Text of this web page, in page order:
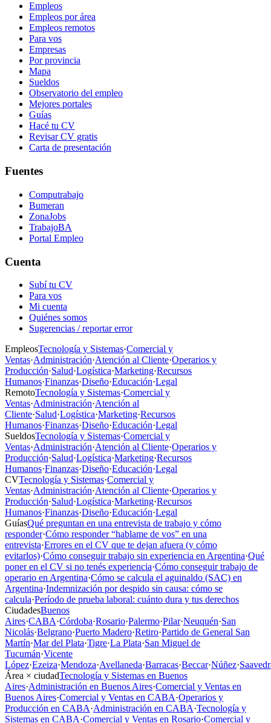
Empleos
Empleos por área
Empleos remotos
Para vos
Empresas
Por provincia
Mapa
Sueldos
Observatorio del empleo
Mejores portales
Guías
Hacé tu CV
Revisar CV gratis
Carta de presentación
Fuentes
Computrabajo
Bumeran
ZonaJobs
TrabajoBA
Portal Empleo
Cuenta
Subí tu CV
Para vos
Mi cuenta
Quiénes somos
Sugerencias / reportar error
EmpleosTecnología y Sistemas·Comercial y
Ventas·Administración·Atención al Cliente·Operarios y
Producción·Salud·Logística·Marketing·Recursos
Humanos·Finanzas·Diseño·Educación·Legal
RemotoTecnología y Sistemas·Comercial y
Ventas·Administración·Atención al
Cliente·Salud·Logística·Marketing·Recursos
Humanos·Finanzas·Diseño·Educación·Legal
SueldosTecnología y Sistemas·Comercial y
Ventas·Administración·Atención al Cliente·Operarios y
Producción·Salud·Logística·Marketing·Recursos
Humanos·Finanzas·Diseño·Educación·Legal
CVTecnología y Sistemas·Comercial y
Ventas·Administración·Atención al Cliente·Operarios y
Producción·Salud·Logística·Marketing·Recursos
Humanos·Finanzas·Diseño·Educación·Legal
GuíasQué preguntan en una entrevista de trabajo y cómo
responder·Cómo responder “hablame de vos” en una
entrevista·Errores en el CV que te dejan afuera (y cómo
evitarlos)·Cómo conseguir trabajo sin experiencia en Argentina·Qué
poner en el CV si no tenés experiencia·Cómo conseguir trabajo de
operario en Argentina·Cómo se calcula el aguinaldo (SAC) en
Argentina·Indemnización por despido sin causa: cómo se
calcula·Período de prueba laboral: cuánto dura y tus derechos
CiudadesBuenos
Aires·CABA·Córdoba·Rosario·Palermo·Pilar·Neuquén·San
Nicolás·Belgrano·Puerto Madero·Retiro·Partido de General San
Martín·Mar del Plata·Tigre·La Plata·San Miguel de
Tucumán·Vicente
López·Ezeiza·Mendoza·Avellaneda·Barracas·Beccar·Núñez·
Área × ciudadTecnología y Sistemas en Buenos
Aires·Administración en Buenos Aires·Comercial y Ventas en
Buenos Aires·Comercial y Ventas en CABA·Operarios y
Producción en CABA·Administración en CABA·Tecnología y
Sistemas en CABA·Comercial y Ventas en Rosario·Comercial y